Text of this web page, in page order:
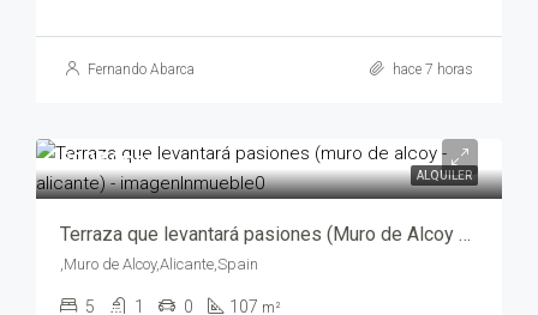
Fernando Abarca hace 7 horas
ALQUILER
500€/mes
Terraza que levantará pasiones (Muro de Alcoy – Alicante) – 11616-2599
,Muro de Alcoy,Alicante,Spain
5 1 0 107 m²